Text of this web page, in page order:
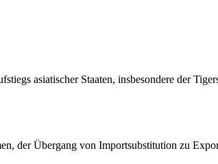
asiatischer Staaten, insbesondere der
der Übergang von Importsubstitution zu